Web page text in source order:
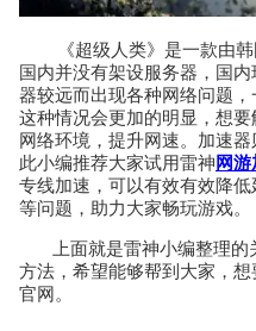
《超级人类》是一款由韩
国内并没有架设服务器，国
器较远而出现各种网络问题
这种情况会更加的明显，想
网络环境，提升网速。加速
此小编推荐大家试用雷神 网
专线加速，可以有效有效降
等问题，助力大家畅玩游戏。
上面就是雷神小编整理的
方法，希望能够帮到大家，
官网。